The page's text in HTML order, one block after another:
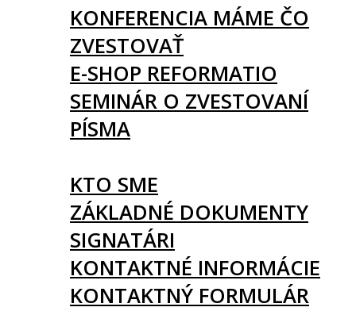
KONFERENCIA MÁME ČO
ZVESTOVAŤ
E-SHOP REFORMATIO
SEMINÁR O ZVESTOVANÍ
PÍSMA
KTO SME
ZÁKLADNÉ DOKUMENTY
SIGNATÁRI
KONTAKTNÉ INFORMÁCIE
KONTAKTNÝ FORMULÁR